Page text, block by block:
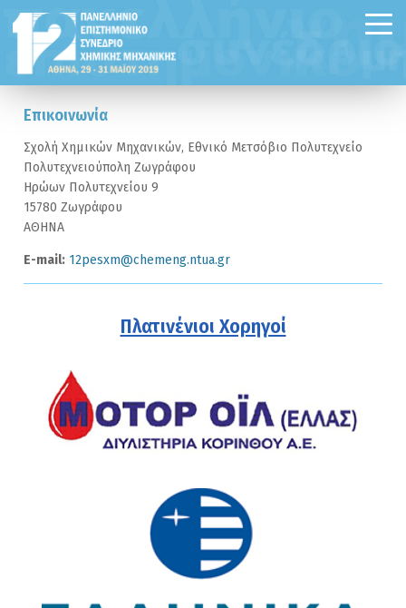
Επικοινωνία
Σχολή Χημικών Μηχανικών, Εθνικό Μετσόβιο Πολυτεχνείο
Πολυτεχνειούπολη Ζωγράφου
Ηρώων Πολυτεχνείου 9
15780 Ζωγράφου
ΑΘΗΝΑ
Ε-mail: 12pesxm@chemeng.ntua.gr
Πλατινένιοι Χορηγοί